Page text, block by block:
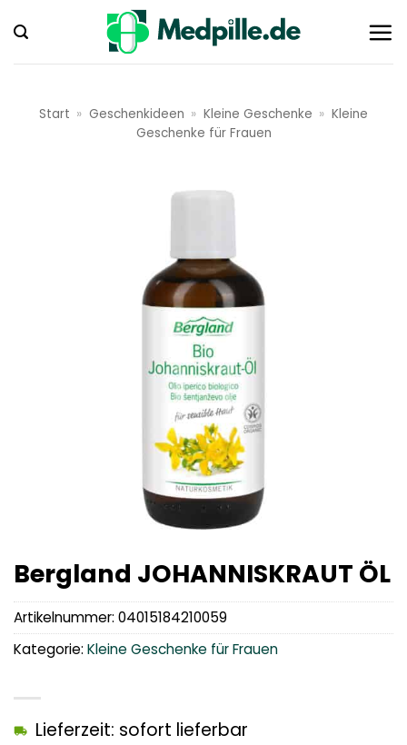
Inhalt
springen
Start » Geschenkideen » Kleine Geschenke » Kleine
Geschenke für Frauen
Bergland JOHANNISKRAUT ÖL
Lieferzeit: sofort lieferbar
Artikelnummer: 04015184210059
Kategorie: Kleine Geschenke für Frauen